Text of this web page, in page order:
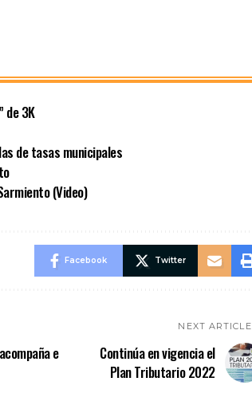
de 3K
de tasas municipales
(Video)
Facebook Twitter
e
NEXT ARTICLE
Continúa en vigencia el
Plan Tributario 2022